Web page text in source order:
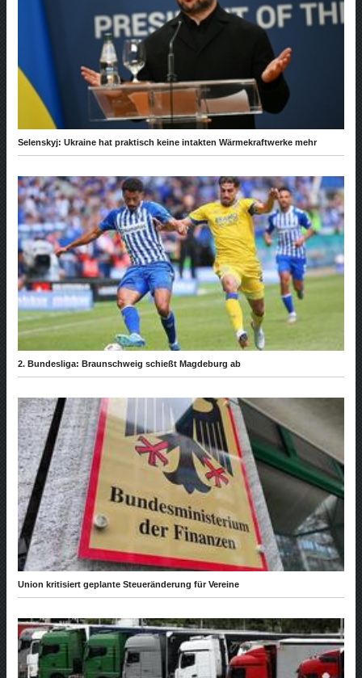
Selenskyj: Ukraine hat praktisch keine intakten Wärmekraftwerke mehr
2. Bundesliga: Braunschweig schießt Magdeburg ab
Union kritisiert geplante Steueränderung für Vereine